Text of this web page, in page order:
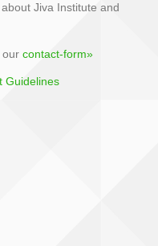
Jiva Institute and
our contact-form»
Guidelines